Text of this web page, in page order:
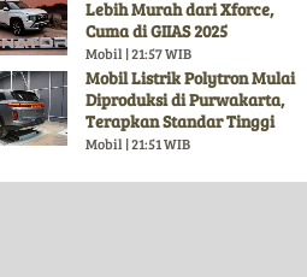
Lebih Murah dari Xforce,
Cuma di GIIAS 2025
Mobil | 21:57 WIB
Mobil Listrik Polytron Mulai
Diproduksi di Purwakarta,
Terapkan Standar Tinggi
Mobil | 21:51 WIB